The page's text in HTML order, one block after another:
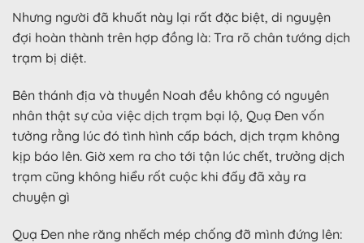
Nhưng người đã khuất này lại rất đặc biệt, di nguyện
đợi hoàn thành trên hợp đồng là: Tra rõ chân tướng dịch
trạm bị diệt.
Bên thánh địa và thuyền Noah đều không có nguyên
nhân thật sự của việc dịch trạm bại lộ, Quạ Đen vốn
tưởng rằng lúc đó tình hình cấp bách, dịch trạm không
kịp báo lên. Giờ xem ra cho tới tận lúc chết, trưởng dịch
trạm cũng không hiểu rốt cuộc khi đấy đã xảy ra
chuyện gì
Quạ Đen nhe răng nhếch mép chống đỡ mình đứng lên: